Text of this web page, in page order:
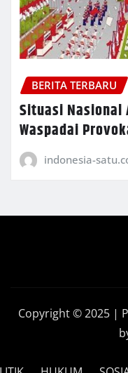
BERITA TERBARU
Situasi Nasional
Waspadai
indonesia-
Copyright © 2025 |